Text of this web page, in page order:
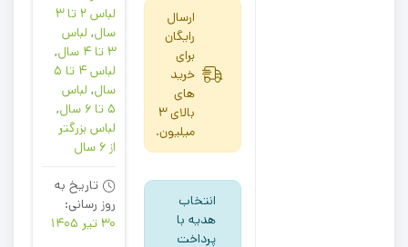
ارسال
رایگان
برای
خرید
های
بالای 3
میلیون.
انتخاب
هدیه با
پرداخت
لباس 2 تا 3
سال, لباس
3 تا 4 سال
,
لباس 4 تا 5
سال, لباس
5 تا 6 سال
,
لباس بزرگتر
از 6 سال
تاریخ به
روز رسانی:
30 تیر 1405